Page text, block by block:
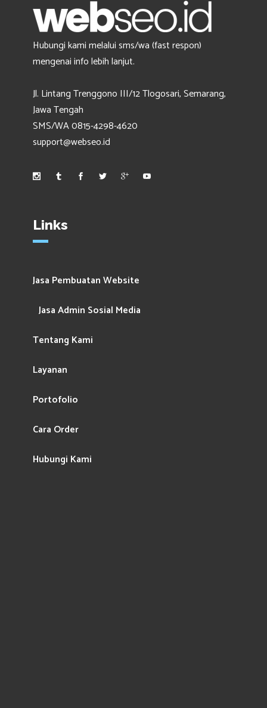
Hubungi kami melalui sms/wa (fast respon)
mengenai info lebih lanjut.
Jl. Lintang Trenggono III/12 Tlogosari, Semarang,
Jawa Tengah
SMS/WA 0815-4298-4620
support@webseo.id
Links
Jasa Pembuatan Website
Jasa Admin Sosial Media
Tentang Kami
Layanan
Portofolio
Cara Order
Hubungi Kami